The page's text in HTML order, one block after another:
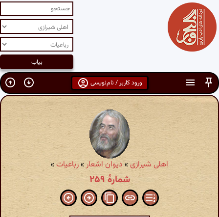
ورود کاربر / نام‌نویسی
اهلی شیرازی» دیوان اشعار »رباعیات»
شمارهٔ ۲۵۹